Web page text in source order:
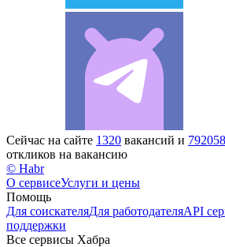
Сейчас на сайте 1320 вакансий и 792058
откликов на вакансию
© Habr
О сервисеУслуги и цены
Помощь
Для соискателяДля работодателяAPI
поддержки
Все сервисы Хабра